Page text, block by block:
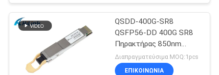
QSDD-400G-SR8
QSFP56-DD 400G SR8
Πηρακτήρας 850nm
150M MPT/MPO-16
DOM
Διαπραγματεύσιμα MOQ:1pcs
ΕΠΙΚΟΙΝΩΝΙΑ